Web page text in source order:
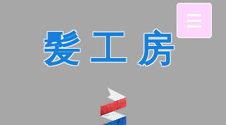
髪工房